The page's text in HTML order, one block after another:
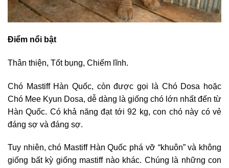
Điểm nổi bật
Thân thiện, Tốt bụng, Chiếm lĩnh.
Chó Mastiff Hàn Quốc, còn được gọi là Chó Dosa hoặc
Chó Mee Kyun Dosa, dễ dàng là giống chó lớn nhất đến từ
Hàn Quốc. Có khả năng đạt tới 92 kg, con chó này có vẻ
đáng sợ và đáng sợ.
Tuy nhiên, chó Mastiff Hàn Quốc phá vỡ “khuôn” và không
giống bất kỳ giống mastiff nào khác. Chúng là những con